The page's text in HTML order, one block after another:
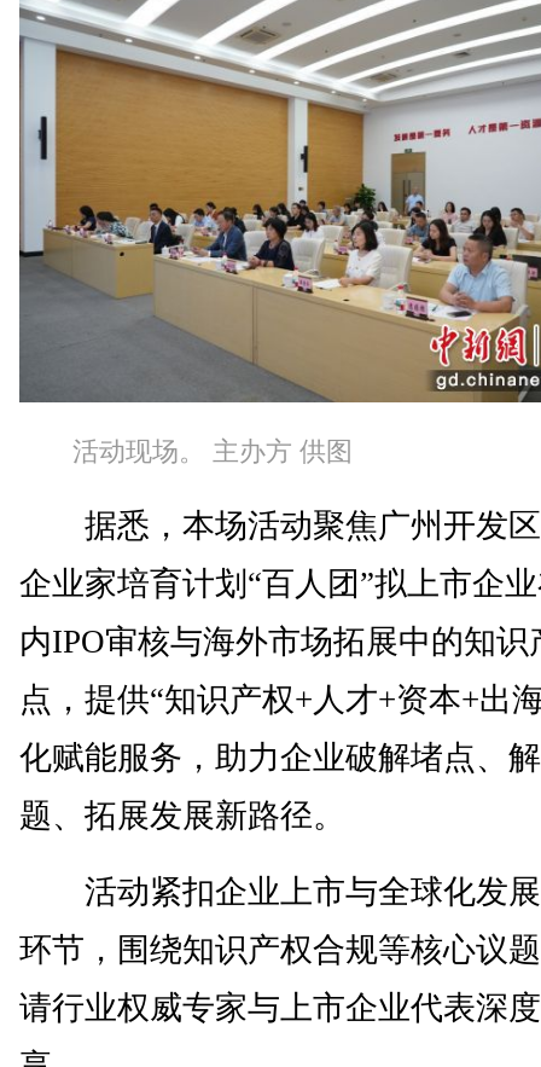
活动现场。 主办方 供图
据悉，本场活动聚焦广州开发
企业家培育计划“百人团”拟上市企
内IPO审核与海外市场拓展中的知识
点，提供“知识产权+人才+资本+出
化赋能服务，助力企业破解堵点、
题、拓展发展新路径。
活动紧扣企业上市与全球化发
环节，围绕知识产权合规等核心议
请行业权威专家与上市企业代表深